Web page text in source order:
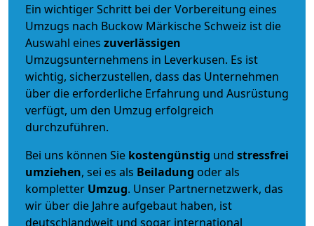
Ein wichtiger Schritt bei der Vorbereitung eines
Umzugs nach Buckow Märkische Schweiz ist die
Auswahl eines zuverlässigen
Umzugsunternehmens in Leverkusen. Es ist
wichtig, sicherzustellen, dass das Unternehmen
über die erforderliche Erfahrung und Ausrüstung
verfügt, um den Umzug erfolgreich
durchzuführen.
Bei uns können Sie kostengünstig und stressfrei
umziehen, sei es als Beiladung oder als
kompletter Umzug. Unser Partnernetzwerk, das
wir über die Jahre aufgebaut haben, ist
deutschlandweit und sogar international